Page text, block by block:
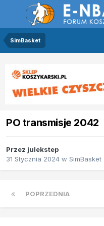
SimBasket
PO transmisje 2042
Przez julekstep
31 Stycznia 2024 w SimBasket
POPRZEDNIA